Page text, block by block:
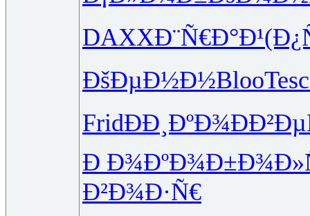
DAXXÐ¨Ñ€Ð°Ð¹
ÐšÐµÐ½Ð½BlooTesc
FridÐÐ¸ÐºÐ¾
Ð Ð¾ÐºÐ¾
Ð²Ð¾Ð·Ñ€